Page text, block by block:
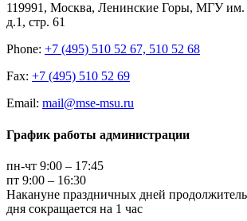
119991, Москва, Ленинские Горы, МГУ
д.1, стр. 61
Phone: +7 (495) 510 52 67, 510 52 68
Fax: +7 (495) 510 52 69
Email: mail@mse-msu.ru
График работы администрации
пн-чт 9:00 – 17:45
пт 9:00 – 16:30
Накануне праздничных дней
дня сокращается на 1 час